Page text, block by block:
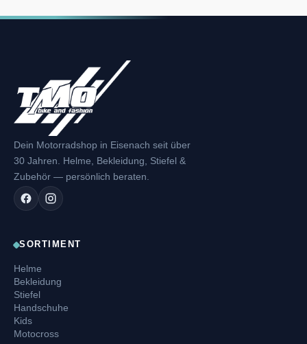
Dein Motorradshop in Eisenach seit über
30 Jahren. Helme, Bekleidung, Stiefel &
Zubehör — persönlich beraten.
SORTIMENT
Helme
Bekleidung
Stiefel
Handschuhe
Kids
Motocross